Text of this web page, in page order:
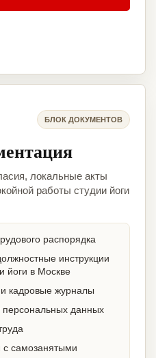
БЛОК ДОКУМЕНТОВ
локальные акты
работы студии йоги
распорядка
инструкции
йоги в Москве
кадровые журналы
персональных данных
с самозанятыми